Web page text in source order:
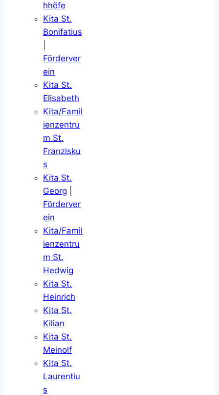
hhöfe
Kita St.
Bonifatius
Förderver
ein
Kita St.
Elisabeth
Kita/Famil
ienzentru
m St.
Franzisku
s
Kita St.
Georg
Förderver
ein
Kita/Famil
ienzentru
m St.
Hedwig
Kita St.
Heinrich
Kita St.
Kilian
Kita St.
Meinolf
Kita St.
Laurentiu
s